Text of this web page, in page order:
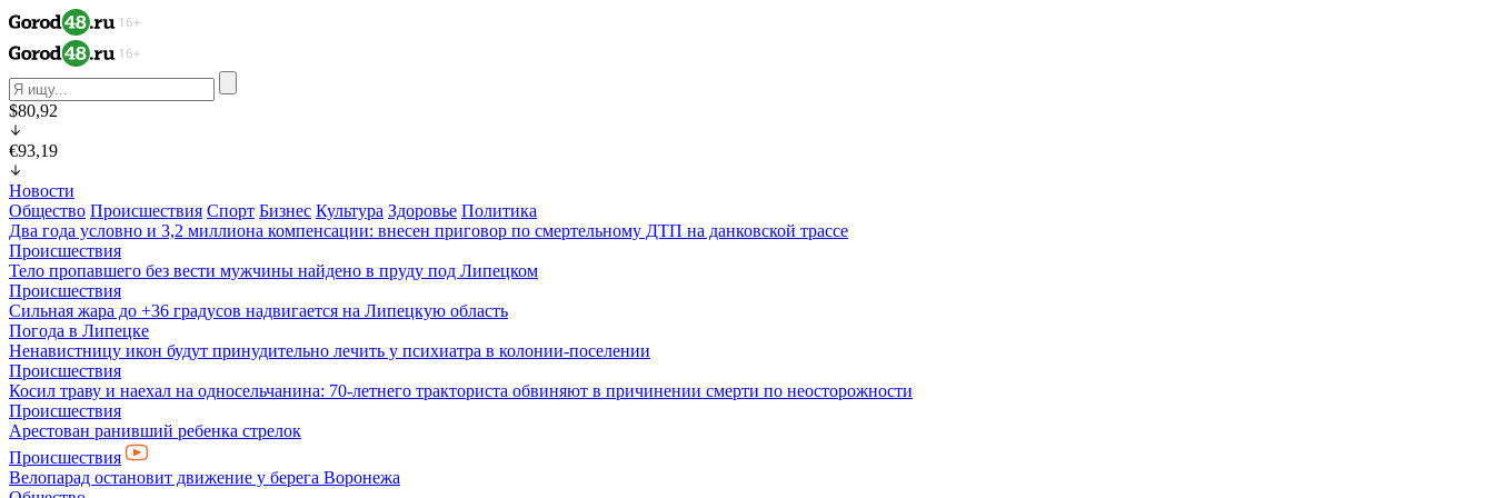
$80,92
€93,19
Новости
Общество Происшествия Спорт Бизнес Культура Здоровье Политика
Два года условно и 3,2 миллиона компенсации: внесен приговор по смертельному ДТП на данковской трассе
Происшествия
Тело пропавшего без вести мужчины найдено в пруду под Липецком
Происшествия
Сильная жара до +36 градусов надвигается на Липецкую область
Погода в Липецке
Ненавистницу икон будут принудительно лечить у психиатра в колонии-поселении
Происшествия
Косил траву и наехал на односельчанина: 70-летнего тракториста обвиняют в причинении смерти по неосторожности
Происшествия
Арестован ранивший ребенка стрелок
Происшествия
Велопарад остановит движение у берега Воронежа